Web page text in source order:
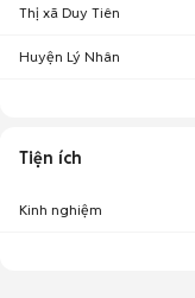
Thị xã Duy Tiên
Huyện Lý Nhân
Tiện ích
Kinh nghiệm